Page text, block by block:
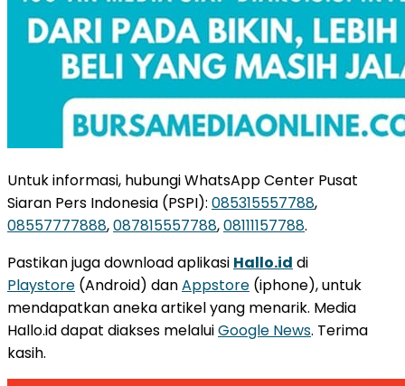
Untuk informasi, hubungi WhatsApp Center Pusat
Siaran Pers Indonesia (PSPI): 085315557788,
08557777888,087815557788,08111157788.
Pastikan juga download aplikasi Hallo.id di
Playstore (Android) danAppstore (iphone), untuk
mendapatkan aneka artikel yang menarik. Media
Hallo.id dapat diakses melaluiGoogle News. Terima
kasih.